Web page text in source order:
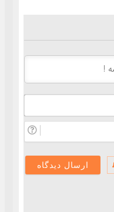
و
ناماگه
ایمیل